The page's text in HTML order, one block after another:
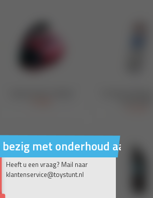
met onderhoud aan
Heeft u een vraag? Mail naar
klantenservice@toystunt.nl